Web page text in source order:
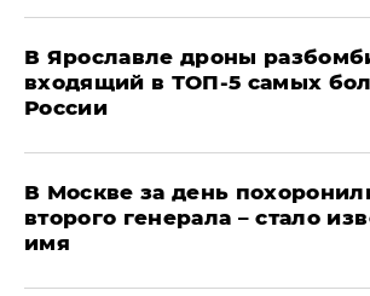
В Ярославле дроны
входящий в ТОП-5 самых
России
В Москве за день
второго генерала – стало
имя